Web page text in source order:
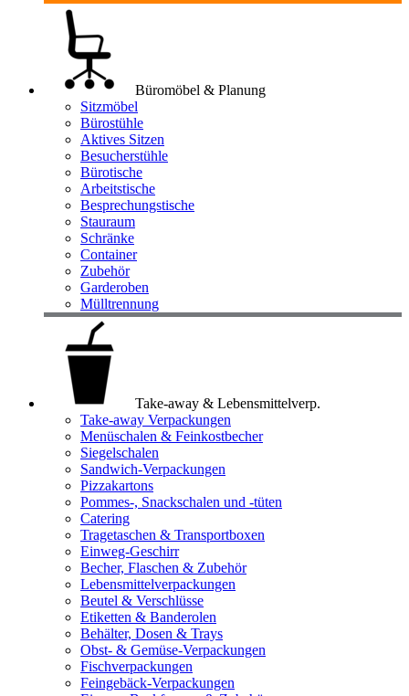
Büromöbel & Planung
Sitzmöbel
Bürostühle
Aktives Sitzen
Besucherstühle
Bürotische
Arbeitstische
Besprechungstische
Stauraum
Schränke
Container
Zubehör
Garderoben
Mülltrennung
Take-away & Lebensmittelverp.
Take-away Verpackungen
Menüschalen & Feinkostbecher
Siegelschalen
Sandwich-Verpackungen
Pizzakartons
Pommes-, Snackschalen und -tüten
Catering
Tragetaschen & Transportboxen
Einweg-Geschirr
Becher, Flaschen & Zubehör
Lebensmittelverpackungen
Beutel & Verschlüsse
Etiketten & Banderolen
Behälter, Dosen & Trays
Obst- & Gemüse-Verpackungen
Fischverpackungen
Feingebäck-Verpackungen